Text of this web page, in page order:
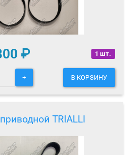
1 шт.
₽
+ В КОРЗИНУ
TRIALLI